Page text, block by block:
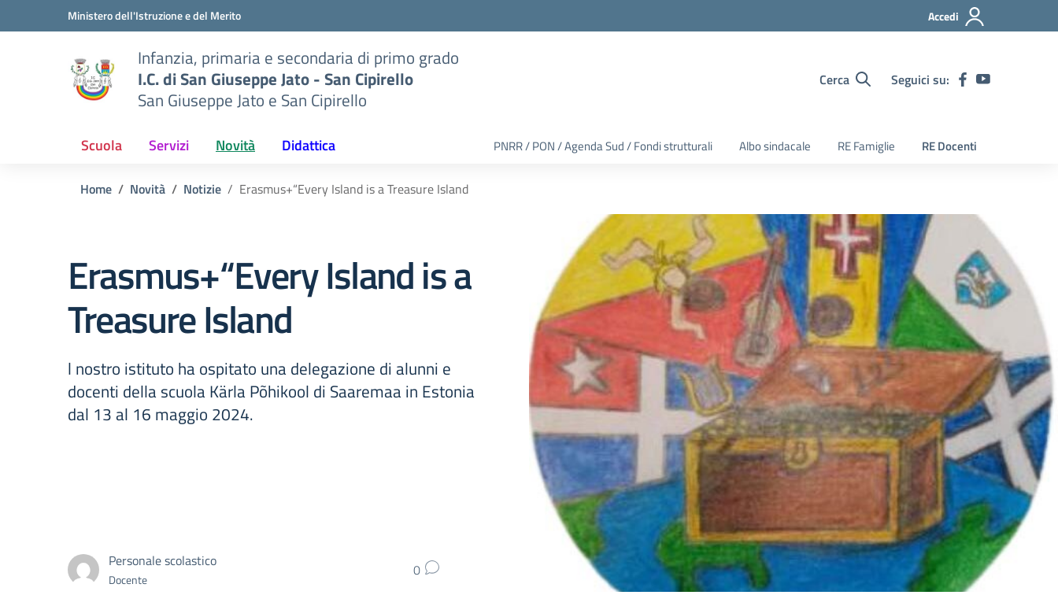
Vai ai contenuti
Vai al menu di navigazioneMinistero dell'Istruzione e del Merito Accedi
Infanzia, primaria e secondaria di primo grado
I.C. di San Giuseppe Jato - San Cipirello
San Giuseppe Jato e San Cipirello
Cerca Seguici su:
Scuola Servizi Novità Didattica PNRR / PON / Agenda Sud / Fondi strutturali Albo sindacale RE Famiglie RE Docenti
Home Novità Notizie Erasmus+“Every Island is a Treasure Island
Erasmus+“Every Island is a
Treasure Island
l nostro istituto ha ospitato una delegazione di alunni e
docenti della scuola Kärla Põhikool di Saaremaa in Estonia
dal 13 al 16 maggio 2024.
Personale scolastico
Docente 0